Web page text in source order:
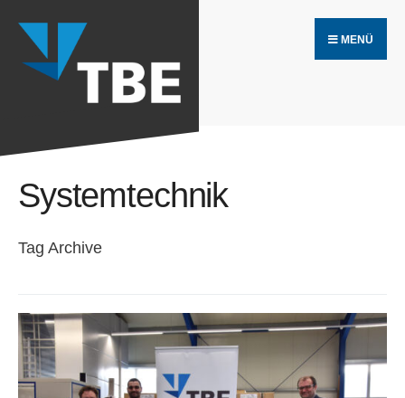
Skip
content
MENÜ
Systemtechnik
Tag Archive